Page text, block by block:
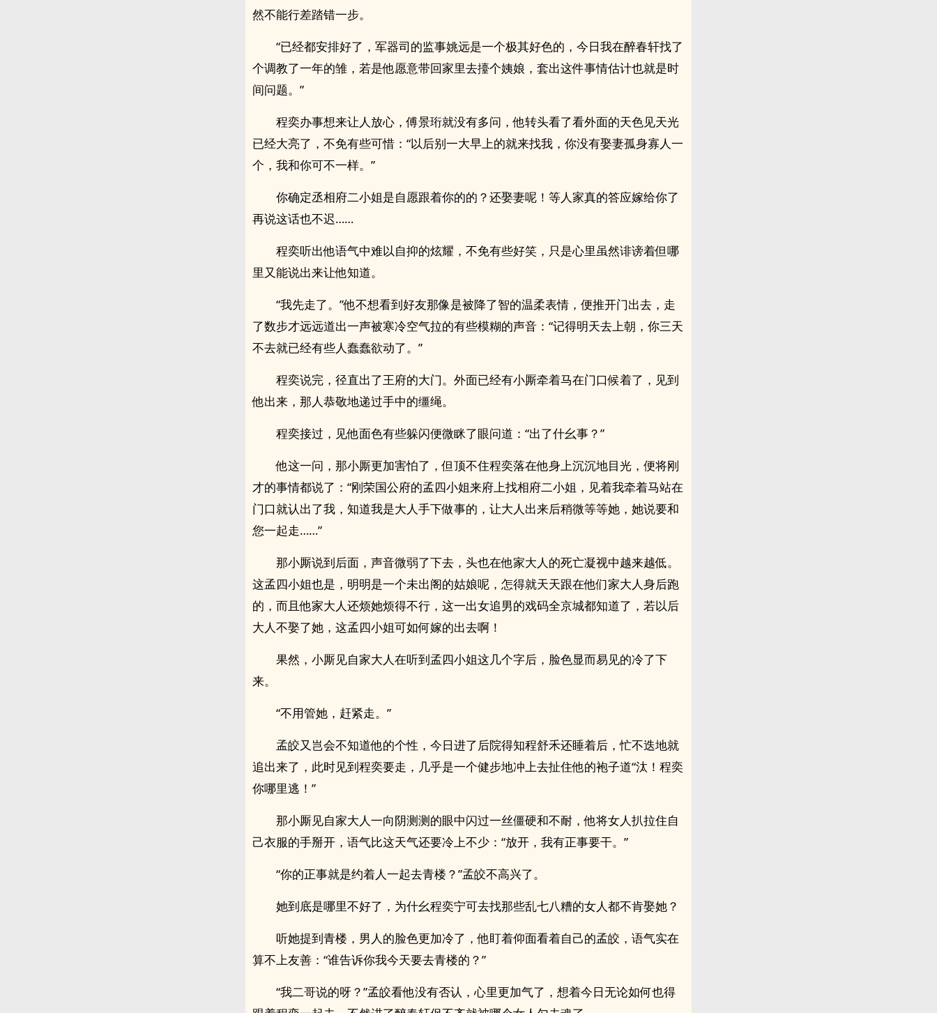
然不能行差踏错一步。
“已经都安排好了，军器司的监事姚远是一个极其好色的，今日我在醉春轩找了
个‌‍‎调‍教‍‎‌了一年的雏，若是他愿意带回家里去擡个姨娘，套出这件事情估计也就是时
间问题。”
程奕办事想来让人放心，傅景珩就没有多问，他转头看了看外面的天色见天光
已经大亮了，不免有些可惜：“以后别一大早上的就来找我，你没有娶妻孤身寡人一
个，我和你可不一样。”
你确定丞相府二小姐是自愿跟着你的的？还娶妻呢！等人家真的答应嫁给你了
再说这话也不迟……
程奕听出他语气中难以自抑的炫耀，不免有些好笑，只是心里虽然诽谤着但哪
里又能说出来让他知道。
“我先走了。”他不想看到好友那像是被降了智的温柔表情，便推开门出去，走
了数步才远远道出一声被寒冷空气拉的有些模糊的声音：“记得明天去上朝，你三天
不去就已经有些人蠢蠢欲动了。”
程奕说完，径直出了王府的大门。外面已经有小厮牵着马在门口候着了，见到
他出来，那人恭敬地递过手中的缰绳。
程奕接过，见他面色有些躲闪便微眯了眼问道：“出了什幺事？”
他这一问，那小厮更加害怕了，但顶不住程奕落在他身上沉沉地目光，便将刚
才的事情都说了：“刚荣国公府的孟四小姐来府上找相府二小姐，见着我牵着马站在
门口就认出了我，知道我是大人手下做事的，让大人出来后稍微等等她，她说要和
您一起走……”
那小厮说到后面，声音微弱了下去，头也在他家大人的死亡凝视中越来越低。
这孟四小姐也是，明明是一个未出阁的姑娘呢，怎得就天天跟在他们家大人身后跑
的，而且他家大人还烦她烦得不行，这一出女追男的戏码全京城都知道了，若以后
大人不娶了她，这孟四小姐可如何嫁的出去啊！
果然，小厮见自家大人在听到孟四小姐这几个字后，脸色显而易见的冷了下
来。
“不用管她，赶紧走。”
孟皎又岂会不知道他的个性，今日进了后院得知程舒禾还睡着后，忙不迭地就
追出来了，此时见到程奕要走，几乎是一个健步地冲上去扯住他的袍子道“汰！程奕
你哪里逃！”
那小厮见自家大人一向阴测测的眼中闪过一丝僵硬和不耐，他将女人扒拉住自
己衣服的手掰开，语气比这天气还要冷上不少：“放开，我有正事要干。”
“你的正事就是约着人一起去青楼？”孟皎不高兴了。
她到底是哪里不好了，为什幺程奕宁可去找那些乱七八糟的女人都不肯娶她？
听她提到青楼，男人的脸色更加冷了，他盯着仰面看着自己的孟皎，语气实在
算不上友善：“谁告诉你我今天要去青楼的？”
“我二哥说的呀？”孟皎看他没有否认，心里更加气了，想着今日无论如何也得